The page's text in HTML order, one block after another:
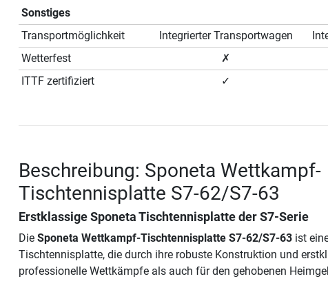
Sonstiges
Transportmöglichkeit
Integrierter Transportwagen
Wetterfest
✗
ITTF zertifiziert
✓
Beschreibung: Sponeta Wettkampf-
Tischtennisplatte S7-62/S7-63
Erstklassige Sponeta Tischtennisplatte der S7-Serie
Die Sponeta Wettkampf-Tischtennisplatte S7-62/S7-63ist
Tischtennisplatte, die durch ihre robuste Konstruktion und
professionelle Wettkämpfe als auch für den gehobenen